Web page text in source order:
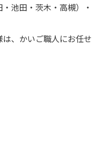
池田・茨木・高槻）・
、かいご職人にお任せ